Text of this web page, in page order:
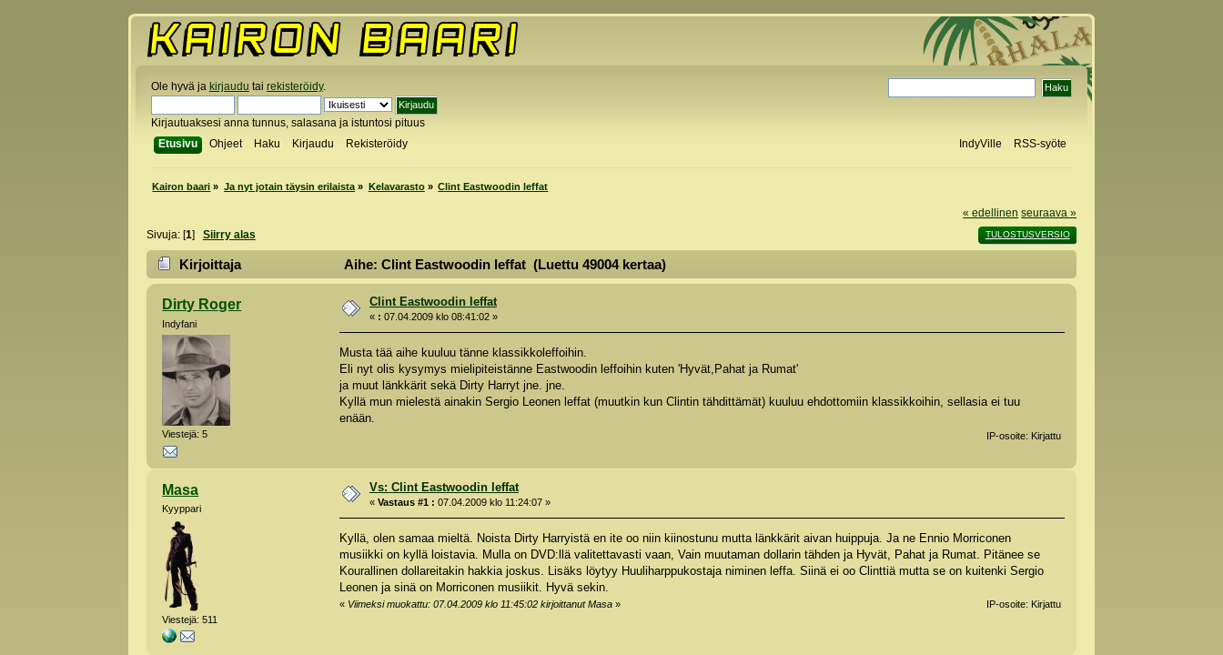
Ole hyvä ja kirjaudu tai rekisteröidy.
Kirjautuaksesi anna tunnus, salasana ja istuntosi pituus
Etusivu
Ohjeet Haku Kirjaudu Rekisteröidy IndyVille RSS-syöte
Kairon baari » Ja nyt jotain täysin erilaista » Kelavarasto» Clint Eastwoodin leffat
« edellinen seuraava »
TULOSTUSVERSIO
Sivuja: [1] Siirry alas
Kirjoittaja Aihe: Clint Eastwoodin leffat (Luettu 49004 kertaa)
Dirty Roger
Indyfani
Viestejä: 5
Clint Eastwoodin leffat
« : 07.04.2009 klo 08:41:02 »
Musta tää aihe kuuluu tänne klassikkoleffoihin.
Eli nyt olis kysymys mielipiteistänne Eastwoodin leffoihin kuten 'Hyvät,Pahat ja Rumat'
ja muut länkkärit sekä Dirty Harryt jne. jne.
Kyllä mun mielestä ainakin Sergio Leonen leffat (muutkin kun Clintin tähdittämät) kuuluu ehdottomiin klassikkoihin, sellasia ei tuu
enään.
IP-osoite: Kirjattu
Masa
Kyyppari
Viestejä: 511
Vs: Clint Eastwoodin leffat
« Vastaus #1 : 07.04.2009 klo 11:24:07 »
Kyllä, olen samaa mieltä. Noista Dirty Harryistä en ite oo niin kiinostunu mutta länkkärit aivan huippuja. Ja ne Ennio Morriconen
musiikki on kyllä loistavia. Mulla on DVD:llä valitettavasti vaan, Vain muutaman dollarin tähden ja Hyvät, Pahat ja Rumat. Pitänee se
Kourallinen dollareitakin hakkia joskus. Lisäks löytyy Huuliharppukostaja niminen leffa. Siinä ei oo Clinttiä mutta se on kuitenki Sergio
Leonen ja sinä on Morriconen musiikit. Hyvä sekin.
« Viimeksi muokattu: 07.04.2009 klo 11:45:02 kirjoittanut Masa » IP-osoite: Kirjattu